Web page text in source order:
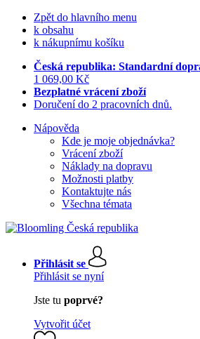
Zpět do hlavního menu
k obsahu
k nákupnímu košíku
Česká republika: Standardní
1 069,00 Kč
Bezplatné vrácení zboží
Doručení do 2 pracovních dnů.
Nápověda
Kde je moje objednávka?
Vrácení zboží
Náklady na dopravu
Možnosti platby
Kontaktujte nás
Všechna témata
Přihlásit se
Přihlásit se nyní
Jste tu poprvé?
Vytvořit účet